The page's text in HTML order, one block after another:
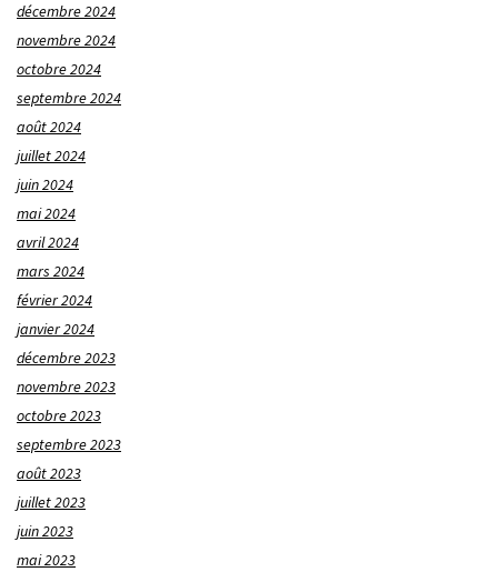
décembre 2024
novembre 2024
octobre 2024
septembre 2024
août 2024
juillet 2024
juin 2024
mai 2024
avril 2024
mars 2024
février 2024
janvier 2024
décembre 2023
novembre 2023
octobre 2023
septembre 2023
août 2023
juillet 2023
juin 2023
mai 2023